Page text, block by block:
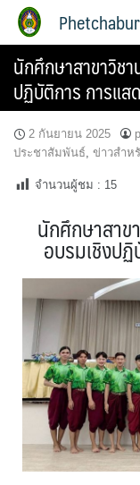
นักศึกษาสาขาวิช
ปฏิบัติการ การแส
2 กันยายน 2025
ประชาสัมพันธ์, ข่าวสำห
จำนวนผู้ชม : 15
นักศึกษาสาข
อบรมเชิงป